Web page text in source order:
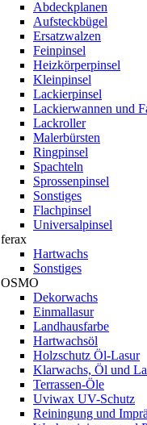
Abdeckplanen
Aufsteckbügel
Ersatzwalzen
Feinpinsel
Heizkörperpinsel
Kleinpinsel
Lackierpinsel
Lackierwannen und
Lackroller
Malerbürsten
Ringpinsel
Spachteln
Sprossenpinsel
Sonstiges
Flachpinsel
Universalpinsel
ferax
Hartwachs
Sonstiges
OSMO
Dekorwachs
Einmallasur
Landhausfarbe
Hartwachsöl
Holzschutz Öl-Lasur
Klarwachs, Öl und
Terrassen-Öle
Uviwax UV-Schutz
Reiningung und